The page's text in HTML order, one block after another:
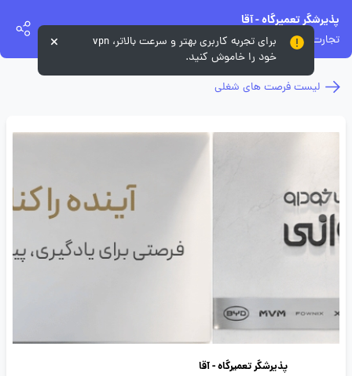
پذیرشگر تعمیرگاه - آقا
تجارت خودرو خسروانی
لیست فرصت های شغلی
پذیرشگر تعمیرگاه - آقا
برای تجربه کاربری بهتر و سرعت بالاتر، vpn
خود را خاموش کنید.